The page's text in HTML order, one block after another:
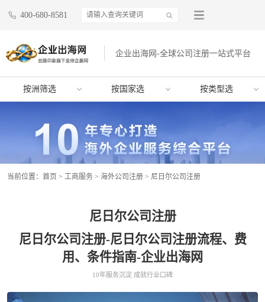
400-680-8581
企业出海网-全球公司注册一站式平台
按洲筛选 按国家选 按类型选
当前位置： 首页 > 工商服务 > 海外公司注册 > 尼日尔公司注册
尼日尔公司注册
尼日尔公司注册-尼日尔公司注册流程、费
用、条件指南-企业出海网
10年服务沉淀 成就行业口碑